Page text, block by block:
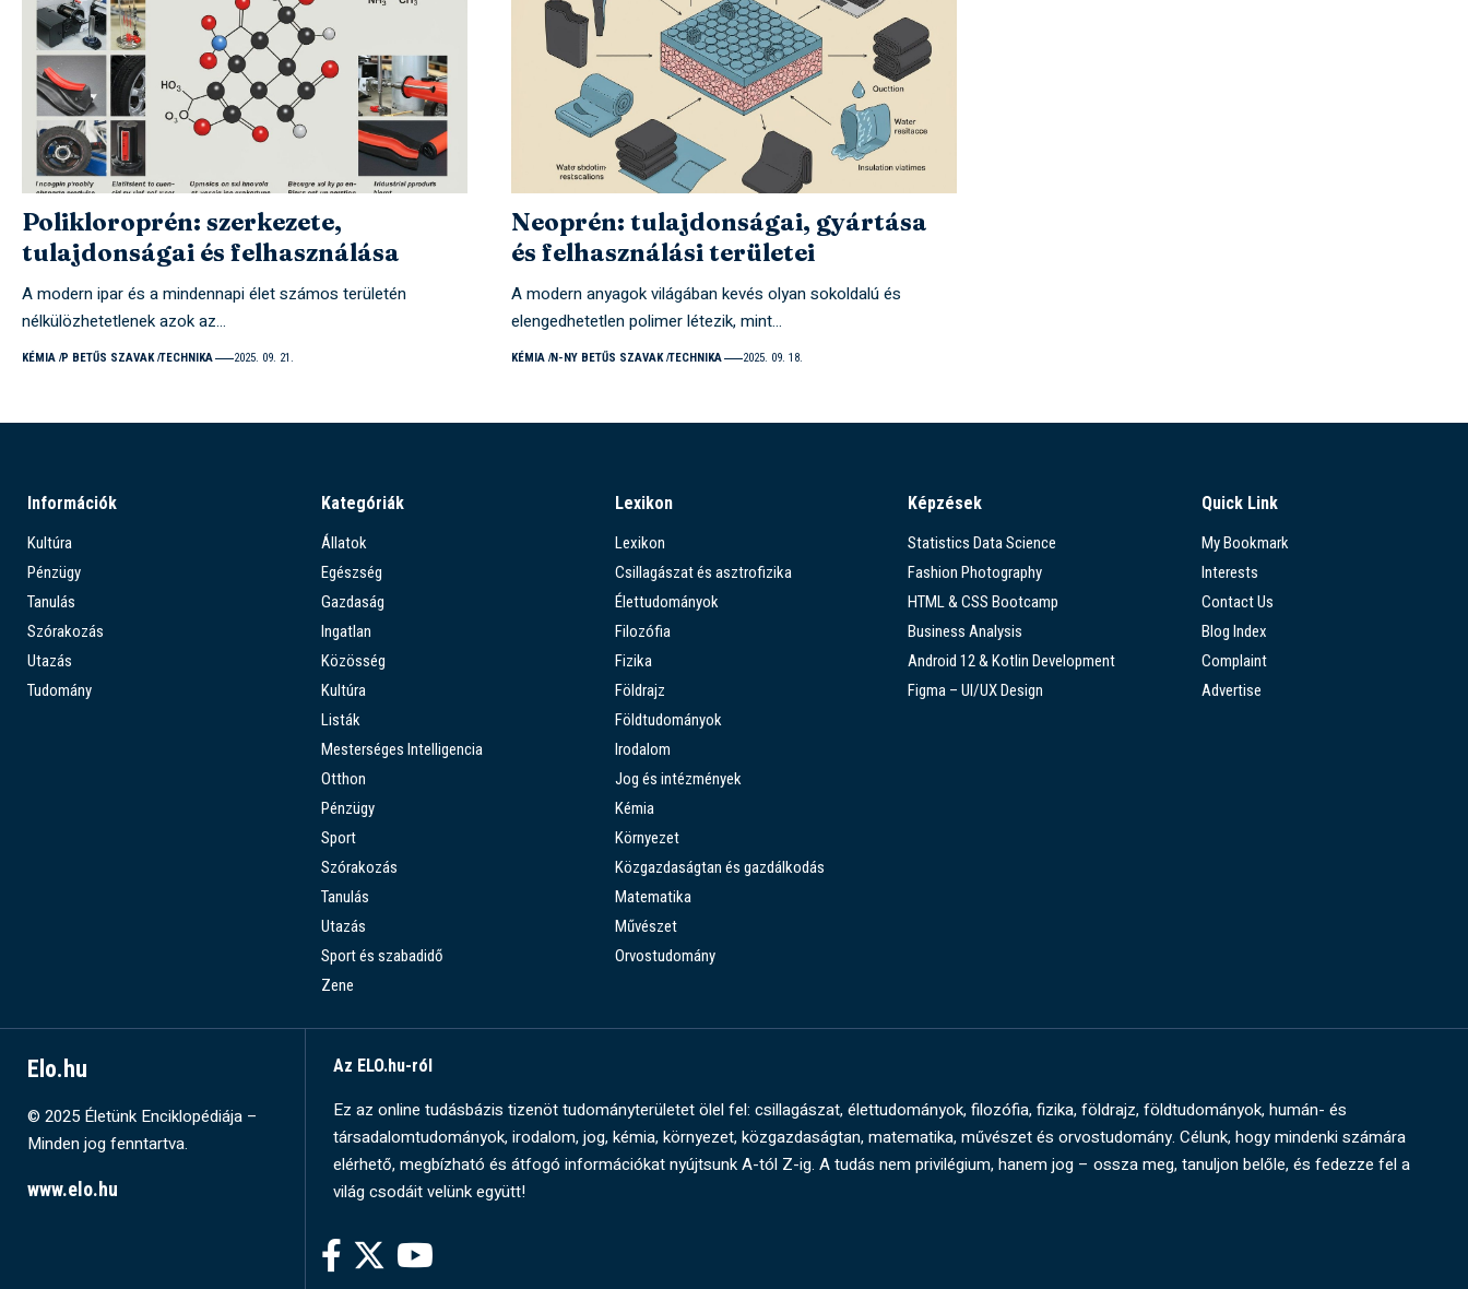
Polikloroprén: szerkezete,
tulajdonságai és felhasználása
A modern ipar és a mindennapi élet számos területén
nélkülözhetetlenek azok az…
KÉMIA P BETŰS SZAVAK TECHNIKA 2025. 09. 21.
Neoprén: tulajdonságai, gyártása
és felhasználási területei
A modern anyagok világában kevés olyan sokoldalú és
elengedhetetlen polimer létezik, mint…
KÉMIA N-NY BETŰS SZAVAK TECHNIKA 2025. 09. 18.
Információk
Kultúra
Pénzügy
Tanulás
Szórakozás
Utazás
Tudomány
Kategóriák
Állatok
Egészség
Gazdaság
Ingatlan
Közösség
Kultúra
Listák
Mesterséges Intelligencia
Otthon
Pénzügy
Sport
Szórakozás
Tanulás
Utazás
Sport és szabadidő
Zene
Lexikon
Lexikon
Csillagászat és asztrofizika
Élettudományok
Filozófia
Fizika
Földrajz
Földtudományok
Irodalom
Jog és intézmények
Kémia
Környezet
Közgazdaságtan és gazdálkodás
Matematika
Művészet
Orvostudomány
Képzések
Statistics Data Science
Fashion Photography
HTML & CSS Bootcamp
Business Analysis
Android 12 & Kotlin Development
Figma – UI/UX Design
Quick Link
My Bookmark
Interests
Contact Us
Blog Index
Complaint
Advertise
Elo.hu
© 2025 Életünk Enciklopédiája –
Minden jog fenntartva.
www.elo.hu
Az ELO.hu-ról
Ez az online tudásbázis tizenöt tudományterületet ölel fel: csillagászat, élettudományok, filozófia, fizika, földrajz, földtudományok, humán- és
társadalomtudományok, irodalom, jog, kémia, környezet, közgazdaságtan, matematika, művészet és orvostudomány. Célunk, hogy mindenki számára
elérhető, megbízható és átfogó információkat nyújtsunk A-tól Z-ig. A tudás nem privilégium, hanem jog – ossza meg, tanuljon belőle, és fedezze fel a
világ csodáit velünk együtt!